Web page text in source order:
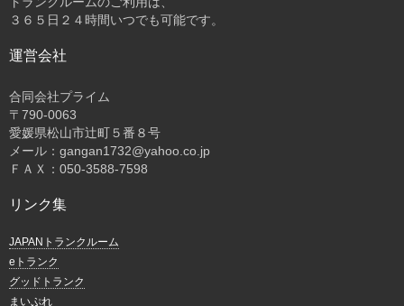
３６５日２４時間いつでも可能です。
運営会社
合同会社プライム
〒 790-0063
愛媛県松山市辻町５番８号
メール：gangan1732@yahoo.co.jp
ＦＡＸ：050-3588-7598
リンク集
JAPANトランクルーム
eトランク
グッドトランク
まいぷれ